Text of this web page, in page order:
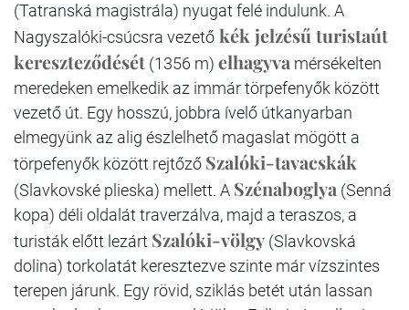
(Tatranská magistrála) nyugat felé indulunk. A
Nagyszalóki-csúcsra vezető kék jelzésű turistaút
kereszteződését (1356 m) elhagyva mérsékelten
meredeken emelkedik az immár törpefenyők között
vezető út. Egy hosszú, jobbra ívelő útkanyarban
elmegyünk az alig észlelhető magaslat mögött a
törpefenyők között rejtőző Szalóki-tavacskák
(Slavkovské plieska) mellett. A Szénaboglya (Senná
kopa) déli oldalát traverzálva, majd a teraszos, a
turisták előtt lezárt Szalóki-völgy (Slavkovská
dolina) torkolatát keresztezve szinte már vízszintes
terepen járunk. Egy rövid, sziklás betét után lassan